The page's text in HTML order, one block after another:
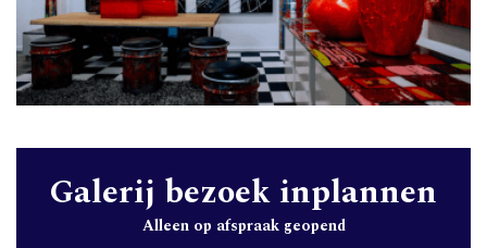
Galerij bezoek inplannen
Alleen op afspraak geopend